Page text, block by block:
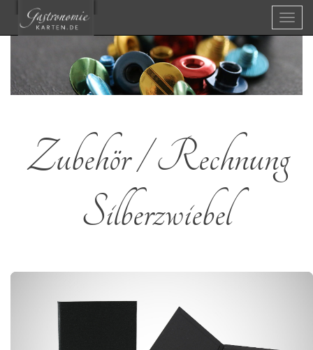
Menü
Zubehör / Rechnung
Silberzwiebel